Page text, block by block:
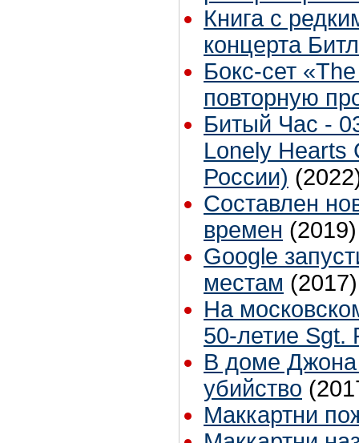
Книга с
концерта
Бокс-сет
повторную
Битый Час -
Lonely Hearts
России)
Составлен
времен (2019)
Google
местам (2017)
На
50-летие Sgt.
В доме Джона
убийство
Маккартни